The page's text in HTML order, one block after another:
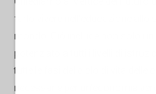
farlo vivere nell'educazione allo
mondo. Ciò include non solo un
potenziato a tutti i livelli di
tutte le fasi del ciclo di vita delle
necessarie per un'economia